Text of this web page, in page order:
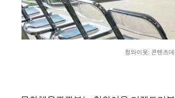
청와이웃: 콘텐츠